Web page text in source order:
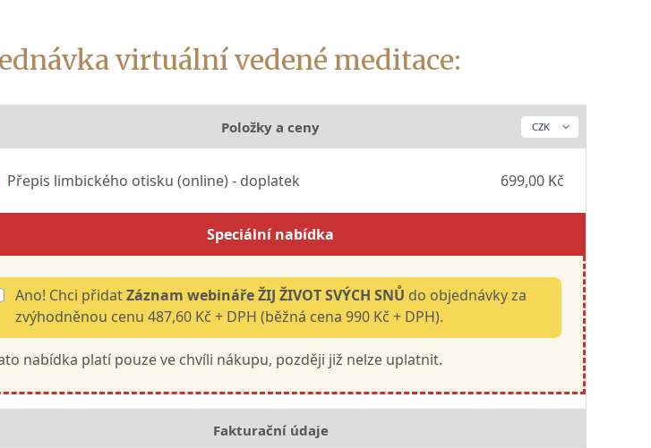
virtuální vedené meditace:
Položky a ceny
Přepis limbického otisku (online) - doplatek 699,00 Kč
Speciální nabídka
Ano! Chci přidatZáznam webináře ŽIJ ŽIVOT SVÝCH SNŮ do objednávky za
zvýhodněnou cenu 487,60 Kč + DPH (běžná cena 990 Kč + DPH).
nabídka platí pouze ve chvíli nákupu, později již nelze uplatnit.
Fakturační údaje